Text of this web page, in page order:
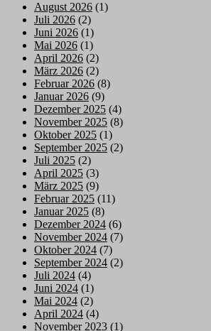
August 2026 (1)
Juli 2026 (2)
Juni 2026 (1)
Mai 2026 (1)
April 2026 (2)
März 2026 (2)
Februar 2026 (8)
Januar 2026 (9)
Dezember 2025 (4)
November 2025 (8)
Oktober 2025 (1)
September 2025 (2)
Juli 2025 (2)
April 2025 (3)
März 2025 (9)
Februar 2025 (11)
Januar 2025 (8)
Dezember 2024 (6)
November 2024 (7)
Oktober 2024 (7)
September 2024 (2)
Juli 2024 (4)
Juni 2024 (1)
Mai 2024 (2)
April 2024 (4)
November 2023 (1)